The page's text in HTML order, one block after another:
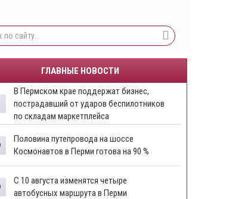
ГЛАВНЫЕ НОВОСТИ
​В Пермском крае поддержат бизнес,
пострадавший от ударов беспилотников
по складам маркетплейса
​Половина путепровода на шоссе
Космонавтов в Перми готова на 90 %
​С 10 августа изменятся четыре
автобусных маршрута в Перми